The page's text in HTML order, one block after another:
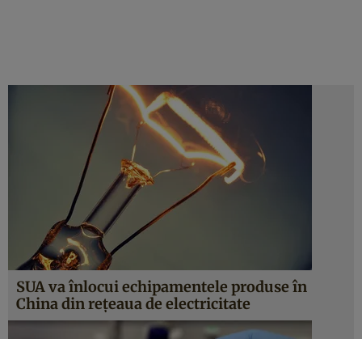
SUA va înlocui echipamentele produse în
China din reţeaua de electricitate